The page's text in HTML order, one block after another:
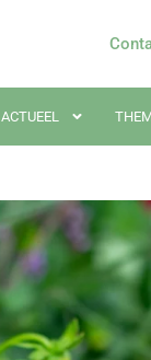
ACTUEEL